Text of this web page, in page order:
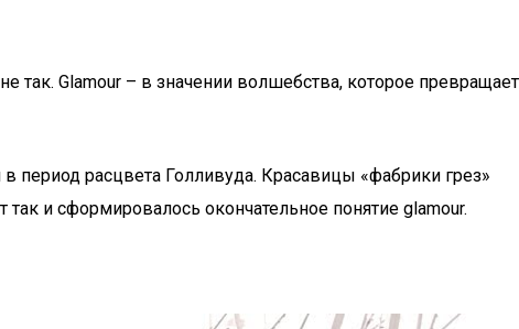
так. Glamour – в значении волшебства, которое превращает
период расцвета Голливуда. Красавицы «фабрики грез»
и сформировалось окончательное понятие glamour.